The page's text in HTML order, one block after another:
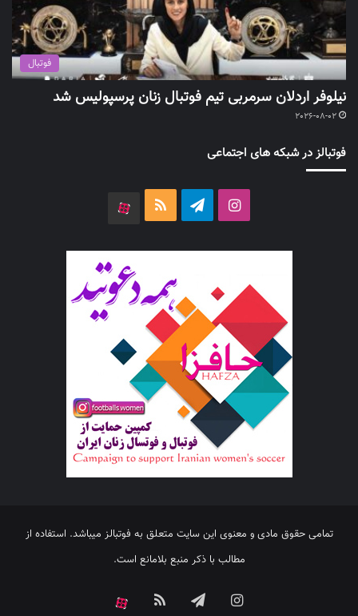
فوتبال
نیلوفر اردلان سرمربی تیم فوتبال زنان پرسپولیس شد
2026-08-02
فوتبالز در شبکه های اجتماعی
اینستاگرامتلگرام خوراک
تمامی حقوق مادی و معنوی این سایت متعلق به فوتبالز میباشد. استفاده از
مطالب با ذکر منبع بلامانع است.
اینستاگرامتلگرام خوراک